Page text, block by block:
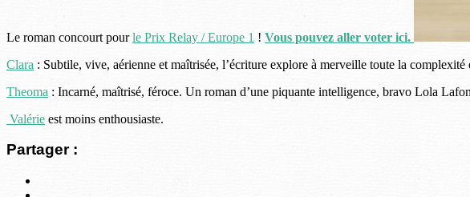
Le roman concourt pourle Prix Relay / Europe 1 ! Vous pouvez aller voter ici.
Clara : Subtile, vive, aérienne et maîtrisée, l’écriture explore à merveille toute la
Theoma : Incarné, maîtrisé, féroce. Un roman d’une piquante intelligence, bravo Lola
Valérie est moins enthousiaste.
Partager :